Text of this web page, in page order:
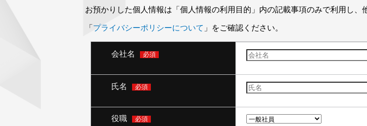
お預かりした個人情報は「個人情報の利用目的」内の記載事項のみで利用し、
「 プライバシーポリシーについて 」をご確認ください。
会社名 必須
氏名 必須
役職 必須